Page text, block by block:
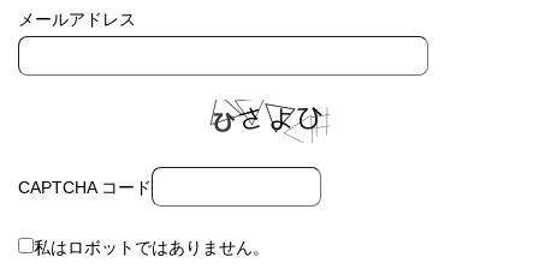
メールアドレス
CAPTCHA コード
私はロボットではありません。